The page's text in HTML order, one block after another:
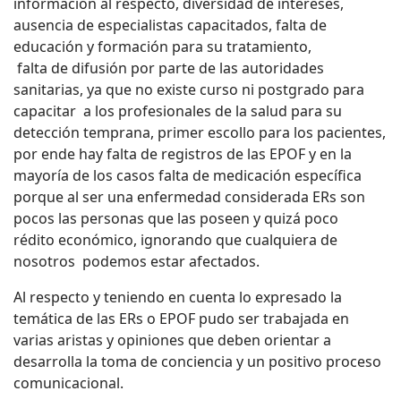
ausencia de especialistas capacitados, falta de
educación y formación para su tratamiento,
falta de difusión por parte de las autoridades
sanitarias, ya que no existe curso ni postgrado para
capacitar a los profesionales de la salud para su
detección temprana, primer escollo para los pacientes,
por ende hay falta de registros de las EPOF y en la
mayoría de los casos falta de medicación específica
porque al ser una enfermedad considerada ERs son
pocos las personas que las poseen y quizá poco
rédito económico, ignorando que cualquiera de
nosotros podemos estar afectados.
Al respecto y teniendo en cuenta lo expresado la
temática de las ERs o EPOF pudo ser trabajada en
varias aristas y opiniones que deben orientar a
desarrolla la toma de conciencia y un positivo proceso
comunicacional.